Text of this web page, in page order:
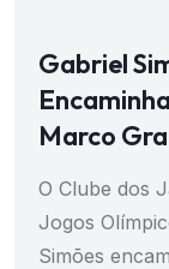
Gabriel
Marco
O Clube dos
Jogos
Simões